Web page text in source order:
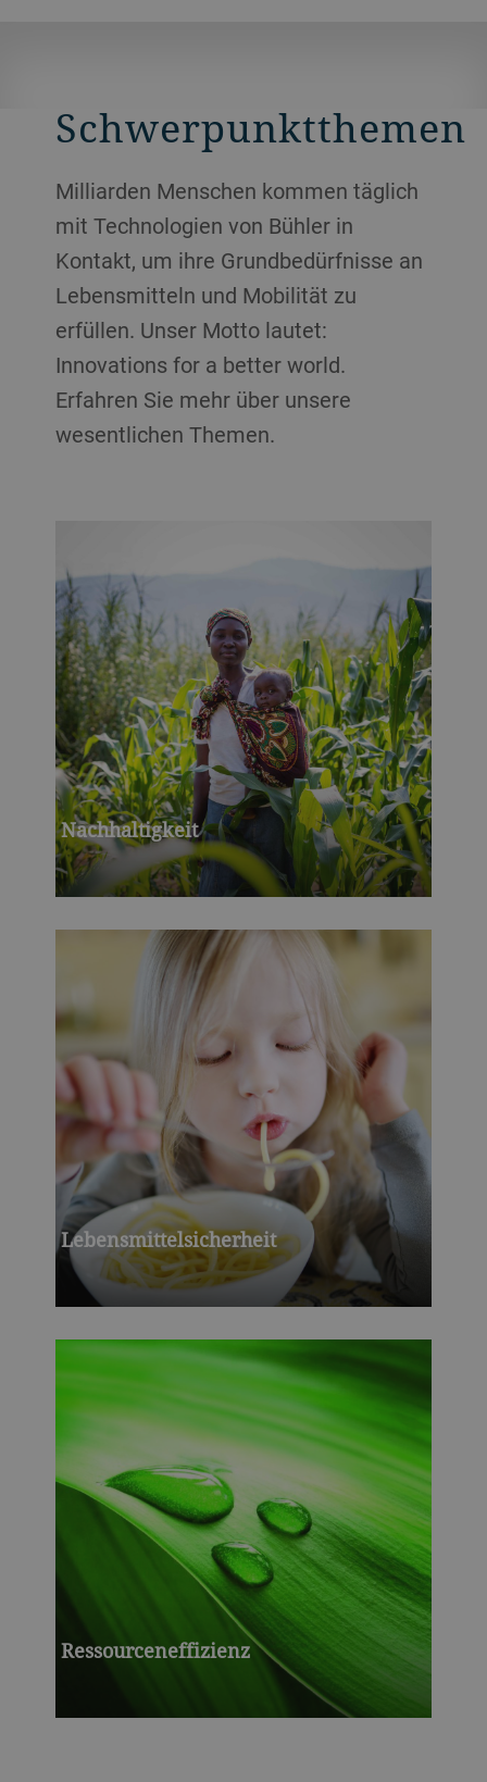
Schwerpunktthemen
Milliarden Menschen kommen täglich
mit Technologien von Bühler in
Kontakt, um ihre Grundbedürfnisse an
Lebensmitteln und Mobilität zu
erfüllen. Unser Motto lautet:
Innovations for a better world.
Erfahren Sie mehr über unsere
wesentlichen Themen.
Nachhaltigkeit
Lebensmittelsicherheit
Ressourceneffizienz